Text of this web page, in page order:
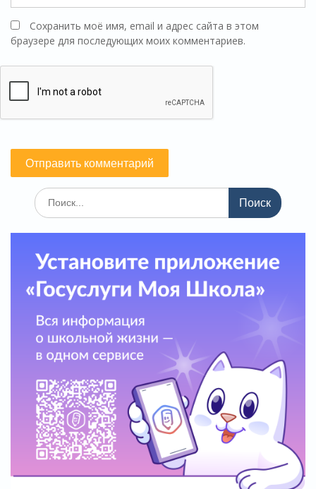
Сохранить моё имя, email и адрес сайта в этом
браузере для последующих моих комментариев.
Поиск
по: